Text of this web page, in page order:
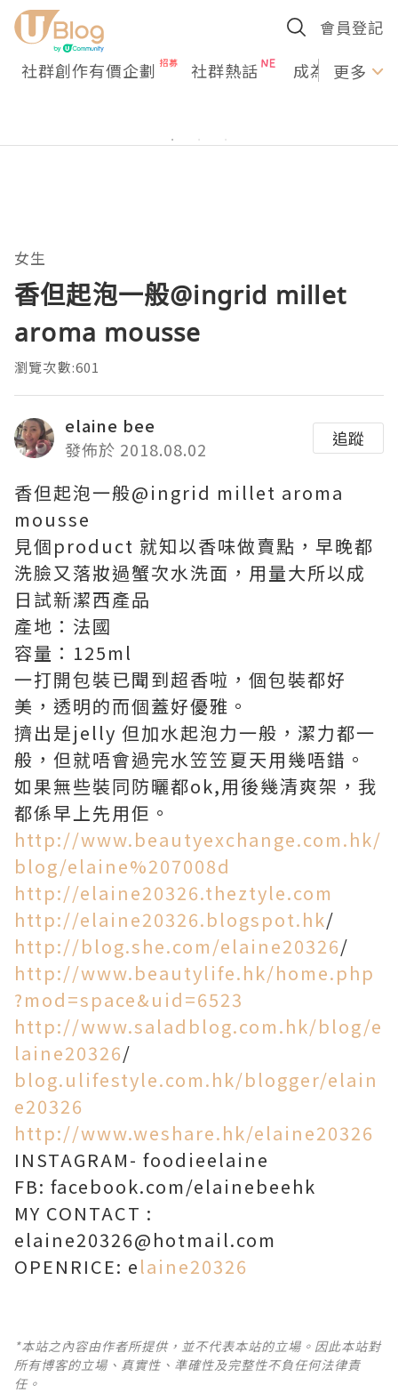
會員登記
社群創作有價企劃 社群熱話 成為U更多
女生
香但起泡一般@ingrid millet
aroma mousse
瀏覽次數:601
elaine bee
發佈於 2018.08.02
追蹤
香但起泡一般@ingrid millet aroma
mousse
見個product 就知以香味做賣點，早晚都
洗臉又落妝過蟹次水洗面，用量大所以成
日試新潔西產品
產地：法國
容量：125ml
一打開包裝已聞到超香啦，個包裝都好
美，透明的而個蓋好優雅。
擠出是jelly 但加水起泡力一般，潔力都一
般，但就唔會過完水笠笠夏天用幾唔錯。
如果無些裝同防曬都ok,用後幾清爽架，我
都係早上先用佢。
http://www.beautyexchange.com.hk/
blog/elaine%207008d
http://elaine20326.theztyle.com
http://elaine20326.blogspot.hk/
http://blog.she.com/elaine20326/
http://www.beautylife.hk/home.php
?mod=space&uid=6523
http://www.saladblog.com.hk/blog/e
laine20326/
blog.ulifestyle.com.hk/blogger/elain
e20326
http://www.weshare.hk/elaine20326
INSTAGRAM- foodieelaine
FB: facebook.com/elainebeehk
MY CONTACT :
elaine20326@hotmail.com
OPENRICE: elaine20326
*本站之內容由作者所提供，並不代表本站的立場。因此本站對
所有博客的立場、真實性、準確性及完整性不負任何法律責
任。